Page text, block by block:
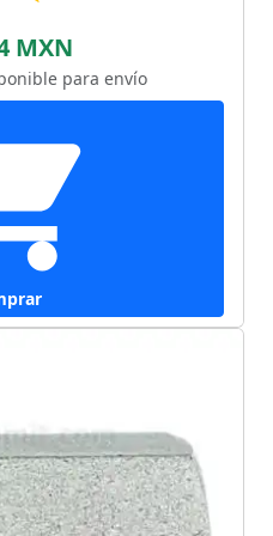
MXN
para envío